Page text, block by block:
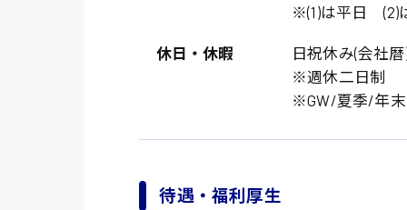
※(1)は平日 (2)
休日・休暇
日祝休み(会社暦
※週休二日制
※GW/夏季/年
待遇・福利厚生